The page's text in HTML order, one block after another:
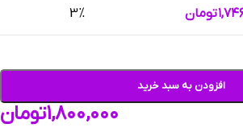
تومان 3%
افزودن به سبد خرید
۱,۸۰۰,۰۰۰تومان